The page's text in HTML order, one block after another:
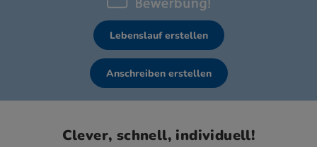
Lebenslauf erstellen
Anschreiben erstellen
Clever, schnell, individuell!